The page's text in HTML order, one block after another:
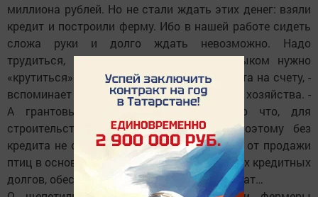
миллиона рублей. Но не стали ждать этих денег: взяли
кредит и построили ферму. Ибо в нашей работе сидеть
сложа руки и долго ждать невозможно. Надо
трудиться, выражаясь современным языком нужно
«крутиться». Ведь у фермера каждая минута на счету, -
вспоминает Ренат Ханифович первые шаги хозяйства. -
А грантовые деньги поступили только что, для
строительства фермы их не хватает, поэтому без
кредита не обошлись бы. Сейчас прибыль от продажи
птиц в основном идет на выплату тех самых кредитных
долгов, обеспечение кормами и других затрат…